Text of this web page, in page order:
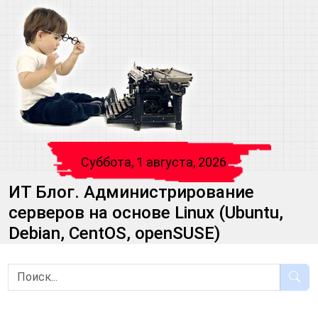
Суббота, 1 августа, 2026
ИТ Блог. Администрирование
серверов на основе Linux (Ubuntu,
Debian, CentOS, openSUSE)